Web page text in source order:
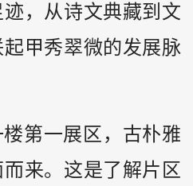
，从诗文典藏到文
甲秀翠微的发展脉
第一展区，古朴雅
来。这是了解片区